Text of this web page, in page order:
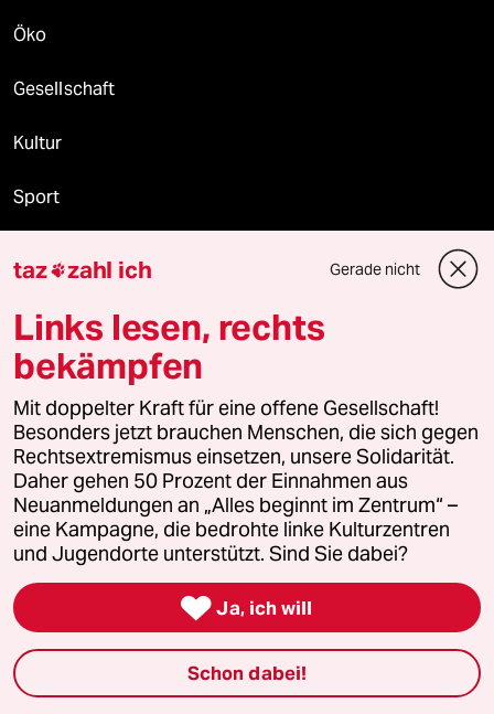
Öko
Gesellschaft
Kultur
Sport
Wahrheit
Themen
Bergsteigen
USA unter Trump
Katzen
Landtagswahl in Sachsen-Anhalt
taz zahl ich Gerade nicht
Links lesen, rechts
bekämpfen
Mit doppelter Kraft für eine offene Gesellschaft!
Besonders jetzt brauchen Menschen, die sich gegen
Rechtsextremismus einsetzen, unsere Solidarität.
Daher gehen 50 Prozent der Einnahmen aus
Neuanmeldungen an „Alles beginnt im Zentrum“ –
eine Kampagne, die bedrohte linke Kulturzentren
und Jugendorte unterstützt. Sind Sie dabei?
 Ja, ich will
Schon dabei!